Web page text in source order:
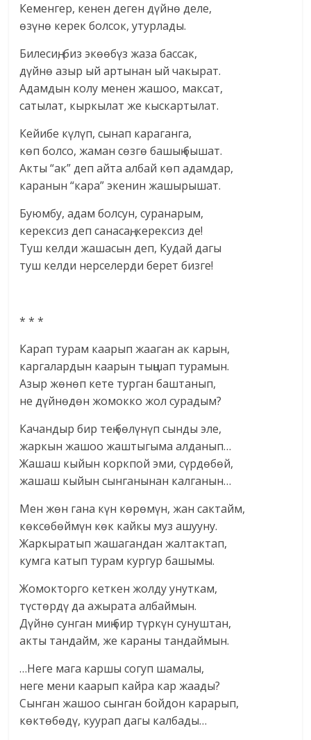
Кеменгер, кенен деген дүйнө деле,
өзүнө керек болсок, утурлады.
Билесиң, биз экөөбүз жаза бассак,
дүйнө азыр ый артынан ый чакырат.
Адамдын колу менен жашоо, максат,
сатылат, кыркылат же кыскартылат.
Кейибе күлүп, сынап караганга,
көп болсо, жаман сөзгө башың бышат.
Акты “ак” деп айта албай көп адамдар,
каранын “кара” экенин жашырышат.
Буюмбу, адам болсун, суранарым,
керексиз деп санасаң, керексиз де!
Туш келди жашасын деп, Кудай дагы
туш келди нерселерди берет бизге!
* * *
Карап турам каарып жааган ак карын,
каргалардын каарын тыңшап турамын.
Азыр жөнөп кете турган баштанып,
не дүйнөдөн жомокко жол сурадым?
Качандыр бир тең бөлүнүп сынды эле,
жаркын жашоо жаштыгыма алданып…
Жашаш кыйын коркпой эми, сүрдөбөй,
жашаш кыйын сынганынан калганын…
Мен жөн гана күн көрөмүн, жан сактайм,
көксөбөймүн көк кайкы муз ашууну.
Жаркыратып жашагандан жалтактап,
кумга катып турам кургур башымы.
Жомокторго кеткен жолду унуткам,
түстөрдү да ажырата албаймын.
Дүйнө сунган миң бир түркүн сунуштан,
акты тандайм, же караны тандаймын.
…Неге мага каршы согуп шамалы,
неге мени каарып кайра кар жаады?
Сынган жашоо сынган бойдон карарып,
көктөбөдү, куурап дагы калбады…